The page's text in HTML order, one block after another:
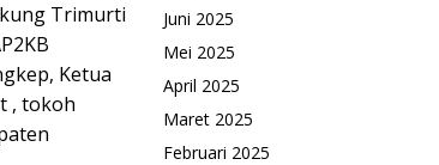
Trimurti
Ketua
, tokoh
Juni 2025
Mei 2025
April 2025
Maret 2025
Februari 2025